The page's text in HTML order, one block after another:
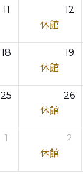
11
12
休館
18
19
休館
25
26
休館
1
2
休館